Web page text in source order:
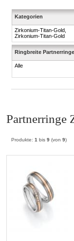
Kategorien
Zirkonium-Titan-Gold,
Zirkonium-Titan-Gold
Ringbreite Partnerringe
Alle
Partnerringe
Produkte:1 bis9 (von9)